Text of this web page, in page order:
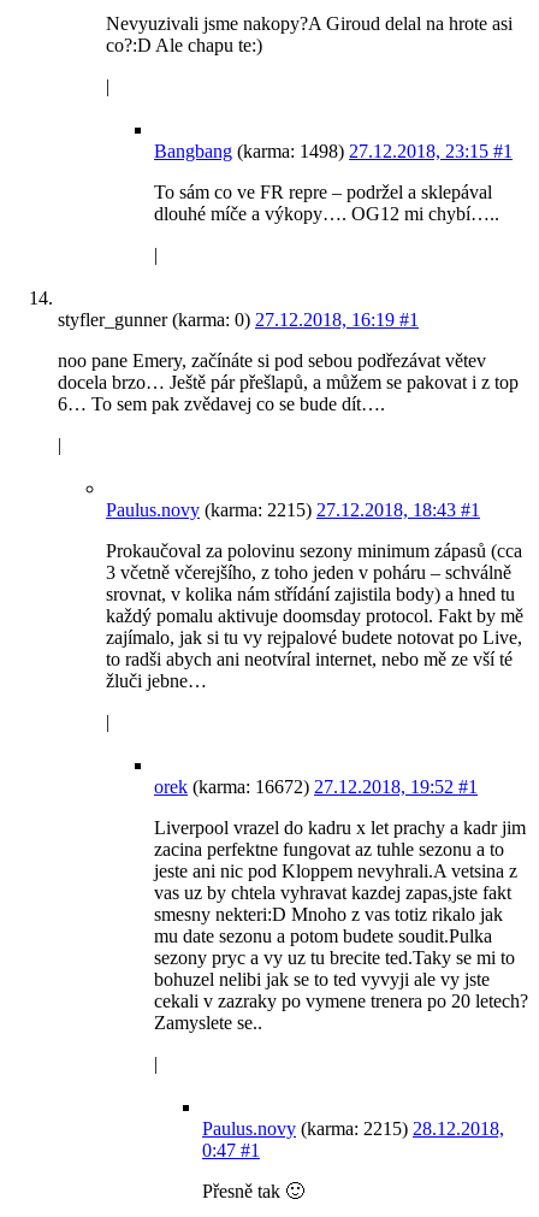
Nevyuzivali jsme nakopy?A Giroud delal na hrote asi
co?:D Ale chapu te:)
|
Bangbang (karma: 1498) 27.12.2018, 23:15 #1
To sám co ve FR repre – podržel a sklepával
dlouhé míče a výkopy…. OG12 mi chybí…..
|
styfler_gunner (karma: 0) 27.12.2018, 16:19 #1
noo pane Emery, začínáte si pod sebou podřezávat větev
docela brzo… Ještě pár přešlapů, a můžem se pakovat i z top
6… To sem pak zvědavej co se bude dít….
|
Paulus.novy (karma: 2215) 27.12.2018, 18:43 #1
Prokaučoval za polovinu sezony minimum zápasů (cca
3 včetně včerejšího, z toho jeden v poháru – schválně
srovnat, v kolika nám střídání zajistila body) a hned tu
každý pomalu aktivuje doomsday protocol. Fakt by mě
zajímalo, jak si tu vy rejpalové budete notovat po Live,
to radši abych ani neotvíral internet, nebo mě ze vší té
žluči jebne…
|
orek (karma: 16672) 27.12.2018, 19:52 #1
Liverpool vrazel do kadru x let prachy a kadr jim
zacina perfektne fungovat az tuhle sezonu a to
jeste ani nic pod Kloppem nevyhrali.A vetsina z
vas uz by chtela vyhravat kazdej zapas,jste fakt
smesny nekteri:D Mnoho z vas totiz rikalo jak
mu date sezonu a potom budete soudit.Pulka
sezony pryc a vy uz tu brecite ted.Taky se mi to
bohuzel nelibi jak se to ted vyvyji ale vy jste
cekali v zazraky po vymene trenera po 20 letech?
Zamyslete se..
|
Paulus.novy (karma: 2215) 28.12.2018,
0:47 #1
Přesně tak 🙂